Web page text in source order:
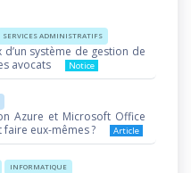
SERVICES ADMINISTRATIFS
d’un système de gestion de
avocats
Notice
Azure et Microsoft Office
eux-mêmes ?
Article
INFORMATIQUE